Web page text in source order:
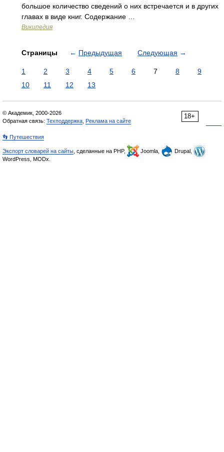
большое количество сведений о них встречается и в других
главах в виде книг. Содержание …
Википедия
Страницы ← Предыдущая Следующая →
1 2 3 4 5 6 7 8
9
10
11 12 13
18+
© Академик, 2000-2026
Обратная связь: Техподдержка Реклама на сайте
👣 Путешествия
Экспорт словарей на сайты , сделанные на PHP, Joomla,
Drupal,
WordPress, MODx.